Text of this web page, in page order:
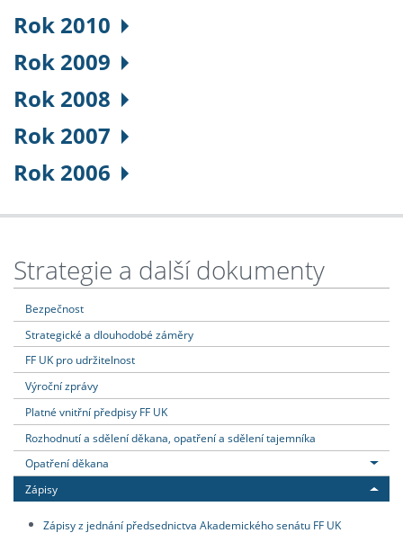
Rok 2010
Rok 2009
Rok 2008
Rok 2007
Rok 2006
Strategie a další dokumenty
Bezpečnost
Strategické a dlouhodobé záměry
FF UK pro udržitelnost
Výroční zprávy
Platné vnitřní předpisy FF UK
Rozhodnutí a sdělení děkana, opatření a sdělení tajemníka
Opatření děkana
Zápisy
Zápisy z jednání předsednictva Akademického senátu FF UK